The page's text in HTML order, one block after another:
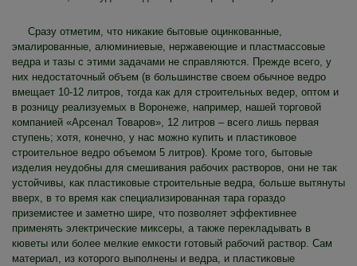
Сразу отметим, что никакие бытовые оцинкованные,
эмалированные, алюминиевые, нержавеющие и пластмассовые
ведра и тазы с этими задачами не справляются. Прежде всего, у
них недостаточный объем (в большинстве своем обычное ведро
вмещает 10-12 литров, тогда как для строительных ведер, оптом и
в розницу реализуемых в Воронеже, например, нашей торговой
компанией «Арсенал Товаров», 12 литров – всего лишь первая
ступень; хотя, конечно, у нас можно купить и пластиковое
строительное ведро объемом 5 литров). Кроме того, бытовые
изделия неудобны для смешивания рабочих растворов, они не так
устойчивы, как пластиковые строительные ведра, больше вытянуты
вверх, в то время как специализированная тара гораздо
приземистее и заметно шире, что позволяет эффективнее
применять электрические миксеры, а также перекладывать в
кюветы или более мелкие емкости готовый рабочий раствор. Сам
материал, из которого выполнены и ведра, и пластиковые